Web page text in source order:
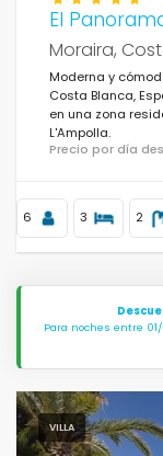
El
Moraira,
Moderna y
Costa Blanca,
en una zona
L'Ampolla.
Precio por día
6 3 2
Para noches entre
VILLA